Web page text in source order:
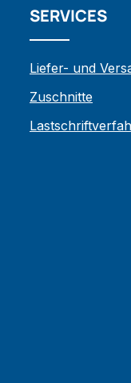
SERVICES
Liefer- und
Zuschnitte